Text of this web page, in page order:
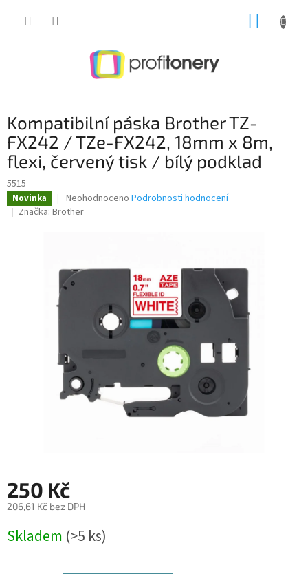
Kompatibilní páska Brother TZ-
FX242 / TZe-FX242, 18mm x 8m,
flexi, červený tisk / bílý podklad
5515
Novinka
Průměrné
hodnocení
5
hvězdiček.
Neohodnoceno Podrobnosti hodnocení
Značka: Brother
250 Kč
206,61 Kč bez DPH
cena:
Skladem (>5 ks)